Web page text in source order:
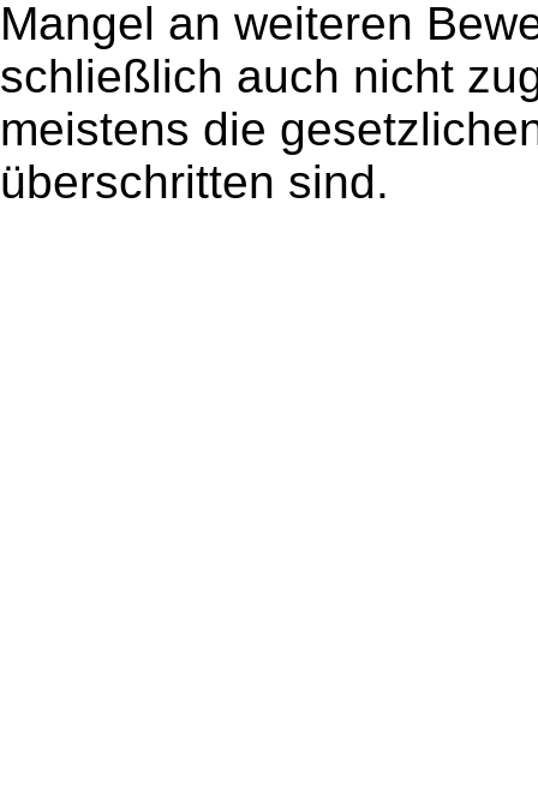
Mangel an weiteren
schließlich auch nicht
meistens die
überschritten sind.